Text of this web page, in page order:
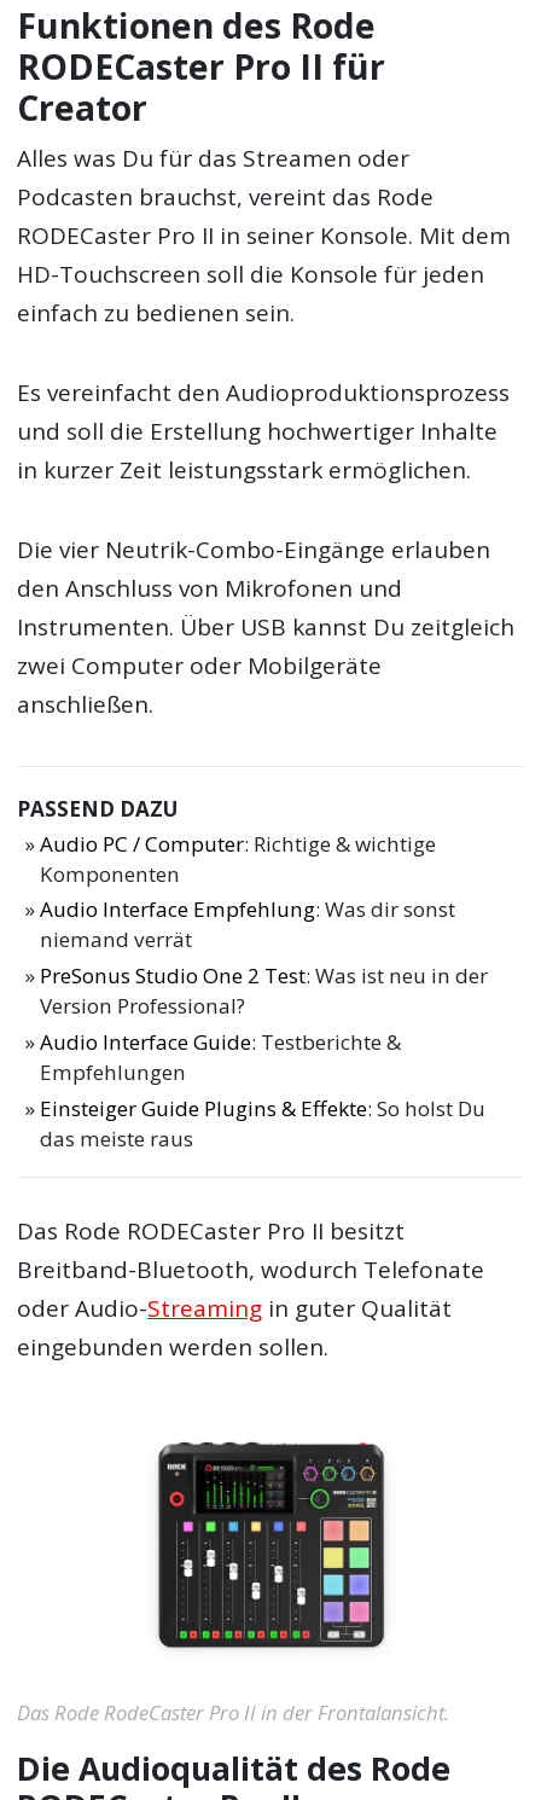
Funktionen des Rode
RODECaster Pro II für
Creator
Alles was Du für das Streamen oder
Podcasten brauchst, vereint das Rode
RODECaster Pro II in seiner Konsole. Mit dem
HD-Touchscreen soll die Konsole für jeden
einfach zu bedienen sein.
Es vereinfacht den Audioproduktionsprozess
und soll die Erstellung hochwertiger Inhalte
in kurzer Zeit leistungsstark ermöglichen.
Die vier Neutrik-Combo-Eingänge erlauben
den Anschluss von Mikrofonen und
Instrumenten. Über USB kannst Du zeitgleich
zwei Computer oder Mobilgeräte
anschließen.
PASSEND DAZU
Audio PC / Computer: Richtige & wichtige
Komponenten
Audio Interface Empfehlung: Was dir sonst
niemand verrät
PreSonus Studio One 2 Test: Was ist neu in der
Version Professional?
Audio Interface Guide: Testberichte &
Empfehlungen
Einsteiger Guide Plugins & Effekte: So holst Du
das meiste raus
Das Rode RODECaster Pro II besitzt
Breitband-Bluetooth, wodurch Telefonate
oder Audio-Streaming in guter Qualität
eingebunden werden sollen.
Das Rode RodeCaster Pro II in der Frontalansicht.
Die Audioqualität des Rode